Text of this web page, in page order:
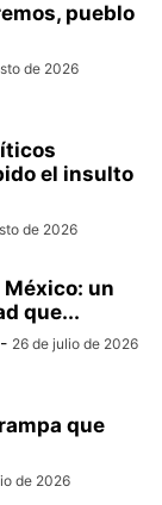
pueblo
de 2026
el insulto
de 2026
México: un
que...
- 26 de julio de 2026
que
de 2026